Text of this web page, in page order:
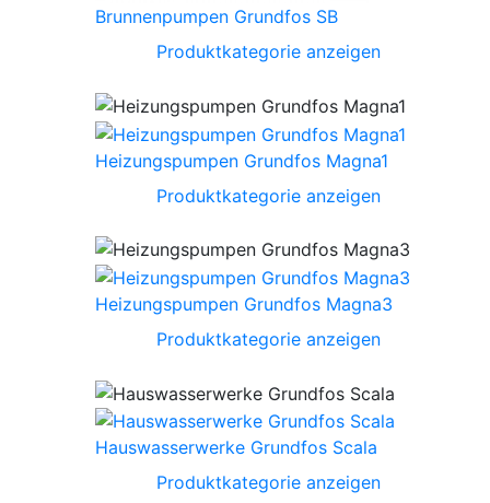
Brunnenpumpen Grundfos SB
Produktkategorie anzeigen
Heizungspumpen Grundfos Magna1
Produktkategorie anzeigen
Heizungspumpen Grundfos Magna3
Produktkategorie anzeigen
Hauswasserwerke Grundfos Scala
Produktkategorie anzeigen